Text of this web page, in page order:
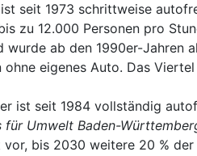
seit 1973 schrittweise
zu 12.000 Personen pro
ab den 1990er-
eigenes Auto. Das
ist seit 1984 vollständig
für Umwelt Baden-
bis 2030 weitere 20 %